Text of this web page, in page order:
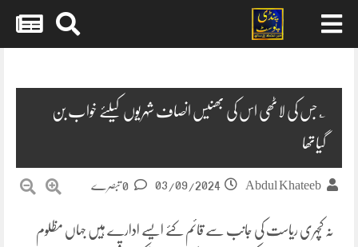
؎ جس کی لاٹھی اس کی بھنیس انصاف شہریوں کیلئے خواب بن
گیاتھا
Abdul Khateeb
03/09/2024
نہ کچہری ریاست کی جانب سے قائم کئے ایسے ادارے ہیں جہاں مظلوم